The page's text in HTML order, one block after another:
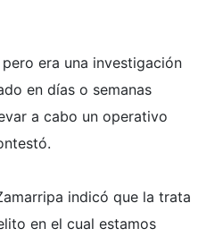
era una investigación
en días o semanas
a cabo un operativo
indicó que la trata
en el cual estamos